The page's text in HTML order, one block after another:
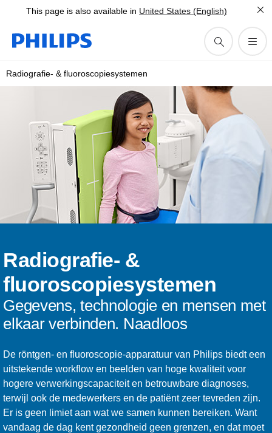
This page is also available in United States (English)
Radiografie- & fluoroscopiesystemen
Radiografie- &
fluoroscopiesystemen
Gegevens, technologie en mensen met
elkaar verbinden. Naadloos
De röntgen- en fluoroscopie-apparatuur van Philips biedt een
uitstekende workflow en beelden van hoge kwaliteit voor
hogere verwerkingscapaciteit en betrouwbare diagnoses,
terwijl ook de medewerkers en de patiënt zeer tevreden zijn.
Er is geen limiet aan wat we samen kunnen bereiken. Want
vandaag de dag kent gezondheid geen grenzen, en dat moet